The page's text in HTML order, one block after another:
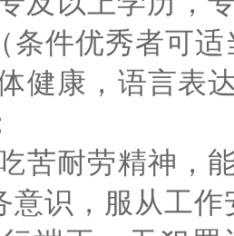
条件优秀者可
体健康，语言表
吃苦耐劳精神，
意识，服从工